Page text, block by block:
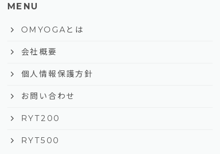
MENU
keyboard_arrow_right OMYOGAとは
keyboard_arrow_right 会社概要
keyboard_arrow_right 個人情報保護方針
keyboard_arrow_right お問い合わせ
keyboard_arrow_right RYT200
keyboard_arrow_right RYT500